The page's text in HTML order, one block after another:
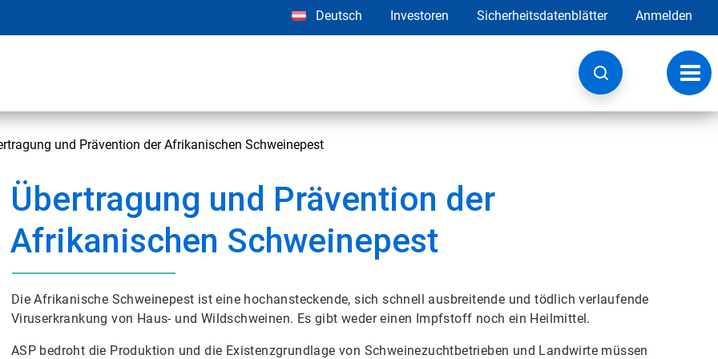
Deutsch Investoren Sicherheitsdatenblätter Anmelden
und Prävention der Afrikanischen Schweinepest
Übertragung und Prävention der
Afrikanischen Schweinepest
Die Afrikanische Schweinepest ist eine hochansteckende, sich schnell ausbreitende und tödlich verlaufende
Viruserkrankung von Haus- und Wildschweinen. Es gibt weder einen Impfstoff noch ein Heilmittel.
ASP bedroht die Produktion und die Existenzgrundlage von Schweinezuchtbetrieben und Landwirte müssen